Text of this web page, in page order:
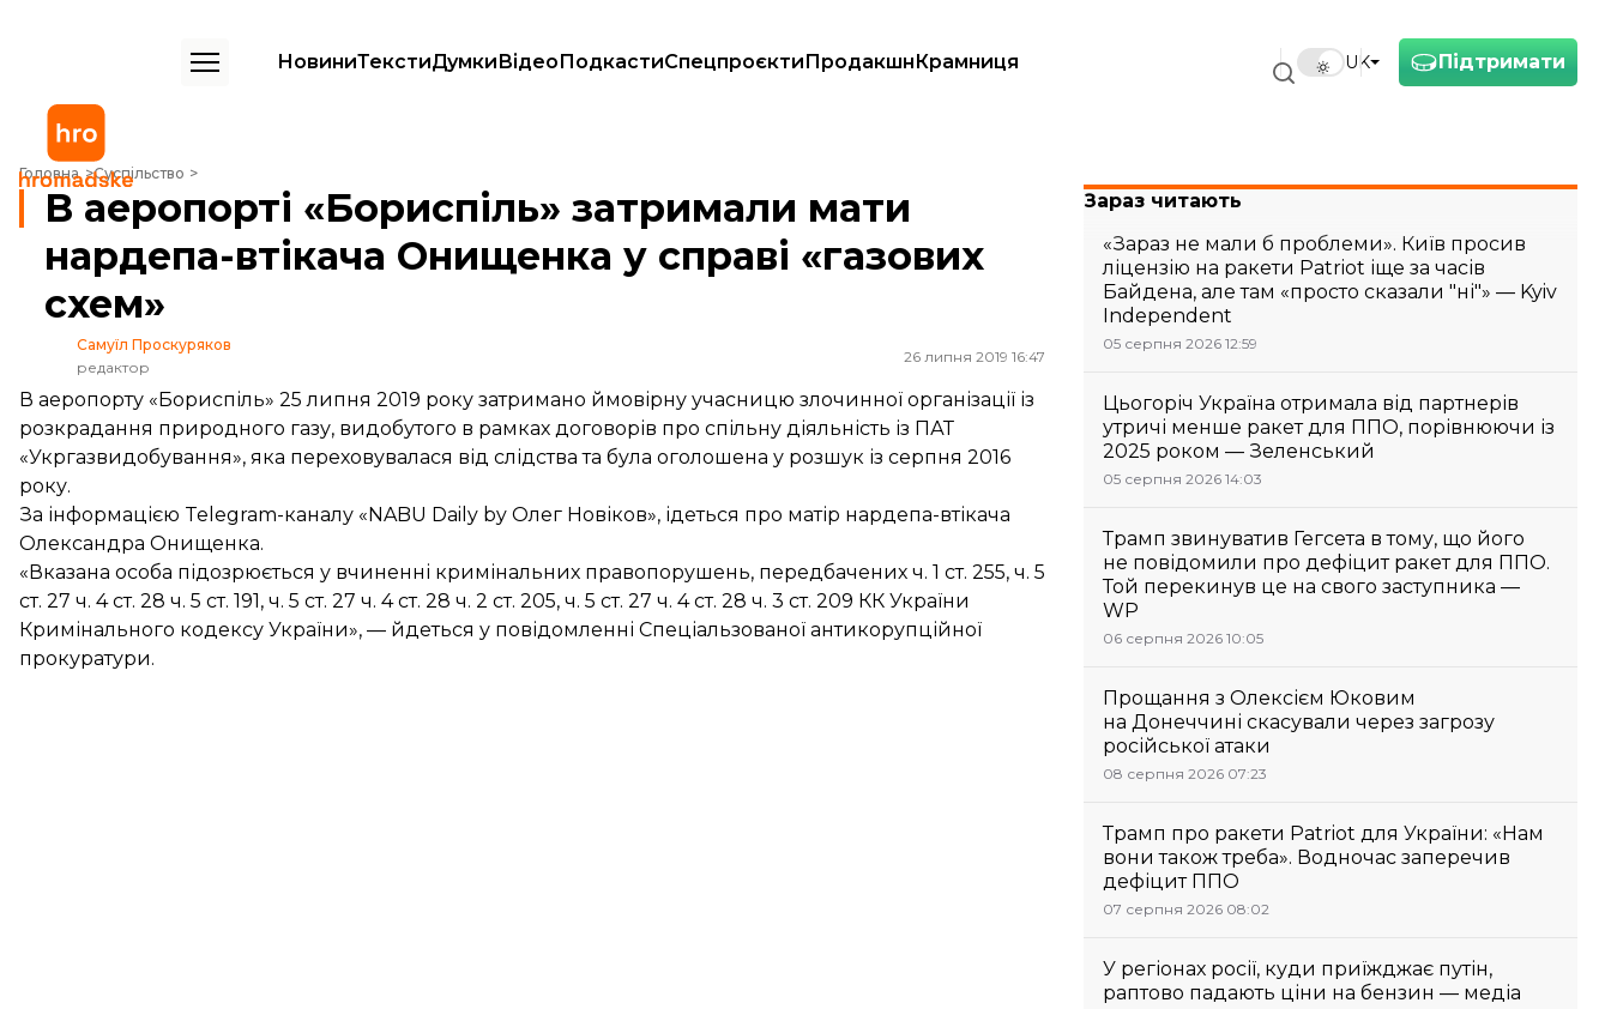
Підтримати
UK
НовиниТекстиДумкиВідеоПодкастиСпецпроєктиПродакшнКрамниця
Головна Суспільство
В аеропорті «Бориспіль» затримали мати нардепа-втікача Онищенка у справі «газових схем»
В аеропорті «Бориспіль» затримали мати
нардепа-втікача Онищенка у справі «газових
схем»
Самуїл Проскуряков
редактор
26 липня 2019 16:47
В аеропорту «Бориспіль» 25 липня 2019 року затримано ймовірну учасницю злочинної організації із
розкрадання природного газу, видобутого в рамках договорів про спільну діяльність із ПАТ
«Укргазвидобування», яка переховувалася від слідства та була оголошена у розшук із серпня 2016
року.
За інформацією Telegram-каналу «NABU Daily by Олег Новіков», ідеться про матір нардепа-втікача
Олександра Онищенка.
«Вказана особа підозрюється у вчиненні кримінальних правопорушень, передбачених ч. 1 ст. 255, ч. 5
ст. 27 ч. 4 ст. 28 ч. 5 ст. 191, ч. 5 ст. 27 ч. 4 ст. 28 ч. 2 ст. 205, ч. 5 ст. 27 ч. 4 ст. 28 ч. 3 ст. 209 КК України
Кримінального кодексу України», — йдеться у повідомленні Спеціальзованої антикорупційної
прокуратури.
Зараз читають
«Зараз не мали б проблеми». Київ просив
ліцензію на ракети Patriot іще за часів
Байдена, але там «просто сказали "ні"» — Kyiv
Independent
05 серпня 2026 12:59
Цьогоріч Україна отримала від партнерів
утричі менше ракет для ППО, порівнюючи із
2025 роком — Зеленський
05 серпня 2026 14:03
Трамп звинуватив Гегсета в тому, що його
не повідомили про дефіцит ракет для ППО.
Той перекинув це на свого заступника —
WP
06 серпня 2026 10:05
Прощання з Олексієм Юковим
на Донеччині скасували через загрозу
російської атаки
08 серпня 2026 07:23
Трамп про ракети Patriot для України: «Нам
вони також треба». Водночас заперечив
дефіцит ППО
07 серпня 2026 08:02
У регіонах росії, куди приїжджає путін,
раптово падають ціни на бензин — медіа